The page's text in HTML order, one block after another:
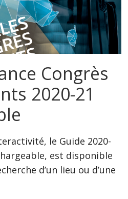
Congrès
2020-21
le Guide 2020-
est disponible
d’un lieu ou d’une